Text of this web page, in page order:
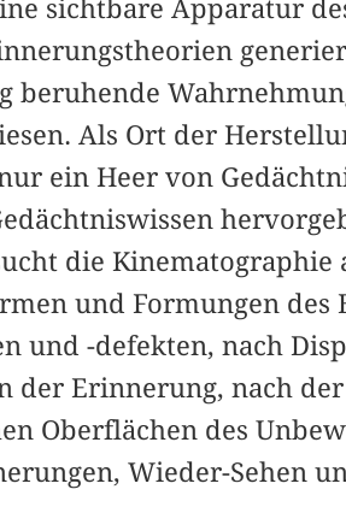
sichtbare Apparatur
beruhende
Als Ort der
ein Heer von
die
und Formungen des
und -defekten, nach
der Erinnerung, nach
Oberflächen des
Wieder-Sehen